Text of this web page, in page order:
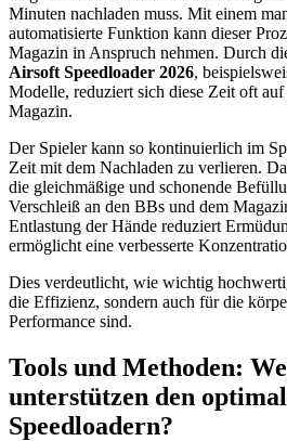
Minuten nachladen muss. Mit einem
automatisierte Funktion kann dieser
Magazin in Anspruch nehmen. Durch
Airsoft Speedloader 2026,
Modelle, reduziert sich diese Zeit oft
Magazin.
Der Spieler kann so kontinuierlich im
Zeit mit dem Nachladen zu verlieren.
die gleichmäßige und schonende
Verschleiß an den BBs und dem
Entlastung der Hände reduziert
ermöglicht eine verbesserte
Dies verdeutlicht, wie wichtig
die Effizienz, sondern auch für die
Performance sind.
Tools und Methoden:
unterstützen den
Speedloadern?